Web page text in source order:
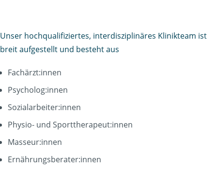
Unser hochqualifiziertes, interdisziplinäres Klinikteam ist
breit aufgestellt und besteht aus
Fachärzt:innen
Psycholog:innen
Sozialarbeiter:innen
Physio- und Sporttherapeut:innen
Masseur:innen
Ernährungsberater:innen